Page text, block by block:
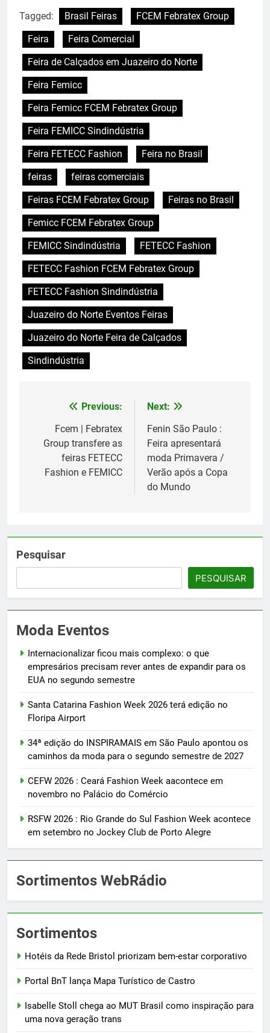
Tagged: Brasil Feiras
FCEM Febratex Group
Feira
Feira Comercial
Feira de Calçados em Juazeiro do Norte
Feira Femicc
Feira Femicc FCEM Febratex Group
Feira FEMICC Sindindústria
Feira FETECC Fashion
Feira no Brasil
feiras
feiras comerciais
Feiras FCEM Febratex Group
Feiras no Brasil
Femicc FCEM Febratex Group
FEMICC Sindindústria
FETECC Fashion
FETECC Fashion FCEM Febratex Group
FETECC Fashion Sindindústria
Juazeiro do Norte Eventos Feiras
Juazeiro do Norte Feira de Calçados
Sindindústria
Navegação
Previous:
Fcem | Febratex
Group transfere as
feiras FETECC
Fashion e FEMICC
Next:
Fenin São Paulo :
Feira apresentará
moda Primavera /
Verão após a Copa
do Mundo
Pesquisar
PESQUISAR
Moda Eventos
Internacionalizar ficou mais complexo: o que
empresários precisam rever antes de expandir para os
EUA no segundo semestre
Santa Catarina Fashion Week 2026 terá edição no
Floripa Airport
34ª edição do INSPIRAMAIS em São Paulo apontou os
caminhos da moda para o segundo semestre de 2027
CEFW 2026 : Ceará Fashion Week aacontece em
novembro no Palácio do Comércio
RSFW 2026 : Rio Grande do Sul Fashion Week acontece
em setembro no Jockey Club de Porto Alegre
Sortimentos WebRádio
Sortimentos
Hotéis da Rede Bristol priorizam bem-estar corporativo
Portal BnT lança Mapa Turístico de Castro
Isabelle Stoll chega ao MUT Brasil como inspiração para
uma nova geração trans